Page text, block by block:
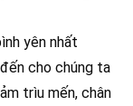
yên nhất
cho chúng ta
trìu mến, chân